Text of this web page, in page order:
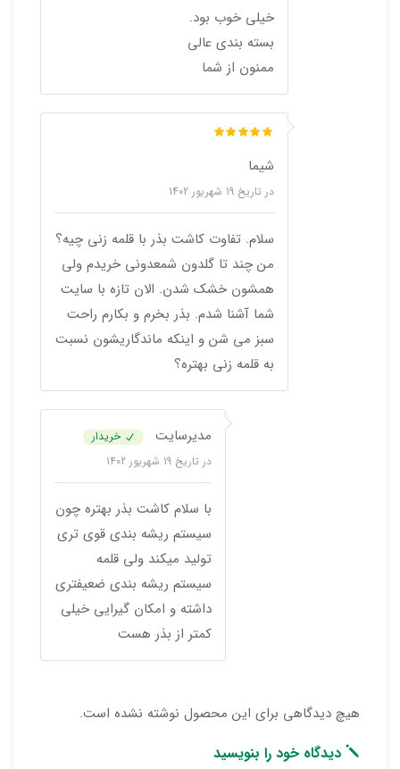
خیلی خوب بود.
بسته بندی عالی
ممنون از شما
شیما
در تاریخ 19 شهریور 1402
سلام. تفاوت کاشت بذر با قلمه زنی چیه؟
من چند تا گلدون شمعدونی خریدم ولی
همشون خشک شدن. الان تازه با سایت
شما آشنا شدم. بذر بخرم و بکارم راحت
سبز می شن و اینکه ماندگاریشون نسبت
به قلمه زنی بهتره؟
مدیرسایت
خریدار
در تاریخ 19 شهریور 1402
با سلام کاشت بذر بهتره چون
سیستم ریشه بندی قوی تری
تولید میکند ولی قلمه
سیستم ریشه بندی ضعیفتری
داشته و امکان گیرایی خیلی
کمتر از بذر هست
هیچ دیدگاهی برای این محصول نوشته نشده است.
دیدگاه خود را بنویسید